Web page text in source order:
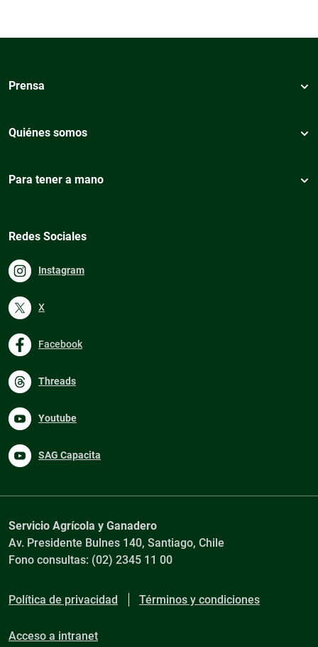
Prensa
Quiénes somos
Para tener a mano
Redes Sociales
Instagram
X
Facebook
Threads
Youtube
SAG Capacita
Servicio Agrícola y Ganadero
Av. Presidente Bulnes 140, Santiago, Chile
Fono consultas: (02) 2345 11 00
Política de privacidad Términos y condiciones
Acceso a intranet